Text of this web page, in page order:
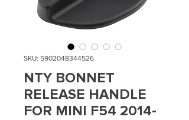
SKU: 5902048344526
NTY BONNET
RELEASE HANDLE
FOR MINI F54 2014-